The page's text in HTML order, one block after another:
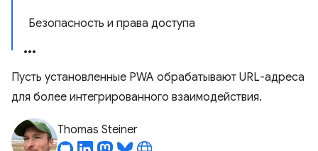
Безопасность и права доступа
Пусть установленные PWA обрабатывают URL-адреса
для более интегрированного взаимодействия.
Thomas Steiner